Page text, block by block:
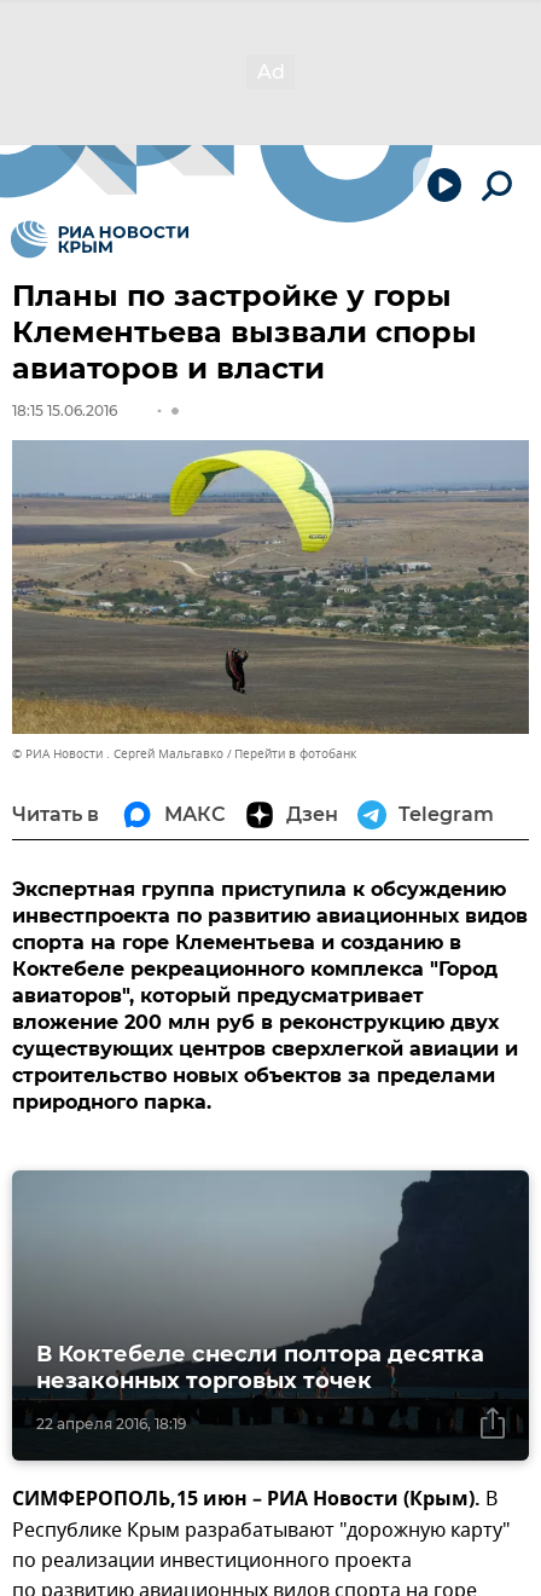
Планы по застройке у горы
Клементьева вызвали споры
авиаторов и власти
18:15 15.06.2016
© РИА Новости . Сергей Мальгавко Перейти в фотобанк
Читать в МАКС Дзен Telegram
Экспертная группа приступила к обсуждению
инвестпроекта по развитию авиационных видов
спорта на горе Клементьева и созданию в
Коктебеле рекреационного комплекса "Город
авиаторов", который предусматривает
вложение 200 млн руб в реконструкцию двух
существующих центров сверхлегкой авиации и
строительство новых объектов за пределами
природного парка.
22 апреля 2016, 18:19
В Коктебеле снесли полтора десятка
незаконных торговых точек
СИМФЕРОПОЛЬ,15 июн – РИА Новости (Крым). В
Республике Крым разрабатывают "дорожную карту"
по реализации инвестиционного проекта